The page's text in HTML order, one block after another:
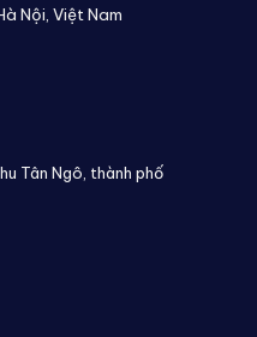
Nội, Việt Nam
Tân Ngô, thành phố